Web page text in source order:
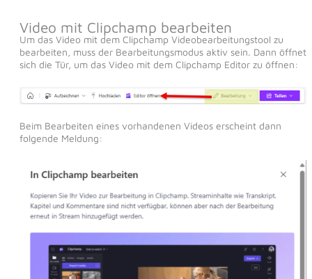
Video mit Clipchamp bearbeiten
Um das Video mit dem Clipchamp Videobearbeitungstool zu
bearbeiten, muss der Bearbeitungsmodus aktiv sein. Dann öffnet
sich die Tür, um das Video mit dem Clipchamp Editor zu öffnen:
Beim Bearbeiten eines vorhandenen Videos erscheint dann
folgende Meldung: